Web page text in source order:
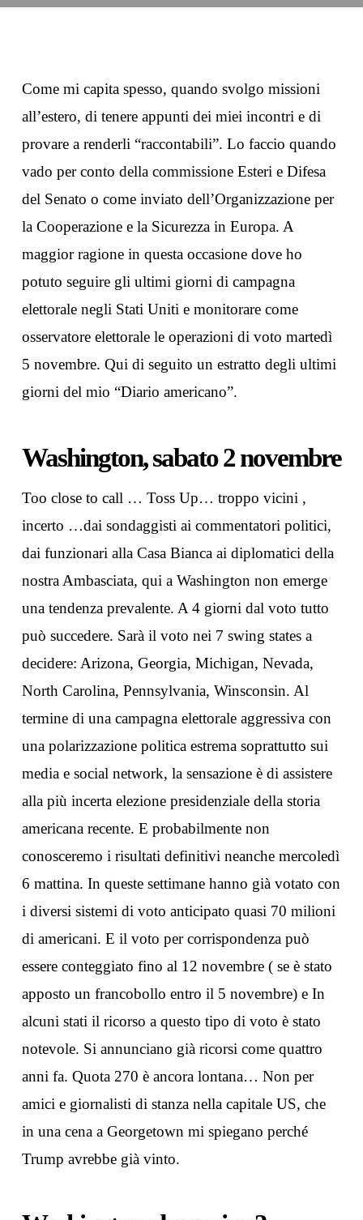
Come mi capita spesso, quando svolgo missioni
all’estero, di tenere appunti dei miei incontri e di
provare a renderli “raccontabili”. Lo faccio quando
vado per conto della commissione Esteri e Difesa
del Senato o come inviato dell’Organizzazione per
la Cooperazione e la Sicurezza in Europa. A
maggior ragione in questa occasione dove ho
potuto seguire gli ultimi giorni di campagna
elettorale negli Stati Uniti e monitorare come
osservatore elettorale le operazioni di voto martedì
5 novembre. Qui di seguito un estratto degli ultimi
giorni del mio “Diario americano”.
Washington, sabato 2 novembre
Too close to call … Toss Up… troppo vicini ,
incerto …dai sondaggisti ai commentatori politici,
dai funzionari alla Casa Bianca ai diplomatici della
nostra Ambasciata, qui a Washington non emerge
una tendenza prevalente. A 4 giorni dal voto tutto
può succedere. Sarà il voto nei 7 swing states a
decidere: Arizona, Georgia, Michigan, Nevada,
North Carolina, Pennsylvania, Winsconsin. Al
termine di una campagna elettorale aggressiva con
una polarizzazione politica estrema soprattutto sui
media e social network, la sensazione è di assistere
alla più incerta elezione presidenziale della storia
americana recente. E probabilmente non
conosceremo i risultati definitivi neanche mercoledì
6 mattina. In queste settimane hanno già votato con
i diversi sistemi di voto anticipato quasi 70 milioni
di americani. E il voto per corrispondenza può
essere conteggiato fino al 12 novembre ( se è stato
apposto un francobollo entro il 5 novembre) e In
alcuni stati il ricorso a questo tipo di voto è stato
notevole. Si annunciano già ricorsi come quattro
anni fa. Quota 270 è ancora lontana… Non per
amici e giornalisti di stanza nella capitale US, che
in una cena a Georgetown mi spiegano perché
Trump avrebbe già vinto.